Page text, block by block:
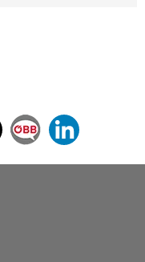
ÖBB Corporate Blog
LinkedIn